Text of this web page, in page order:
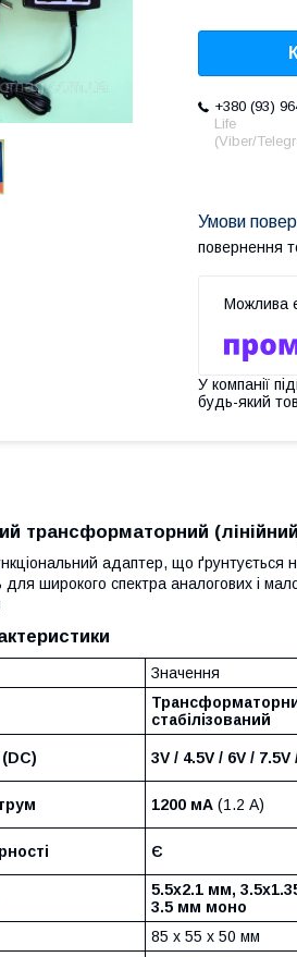
+380 (93)
Life
(Viber/
повернення
У компанії
будь-який
трансформаторний
адаптер, що ґрунтується
для широкого спектра аналогових і
Значення
стабілізований
3V / 4.5V / 6V / 7.5V
1200 мА (1.2 А)
Є
5.5x2.1 мм,
3.5 мм моно
85 х 55 х 50 мм